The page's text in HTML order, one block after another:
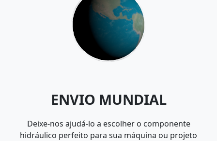
ENVIO MUNDIAL
Deixe-nos ajudá-lo a escolher o componente
hidráulico perfeito para sua máquina ou projeto